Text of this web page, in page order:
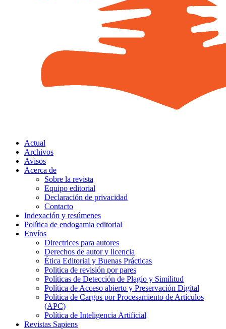
Actual
Archivos
Avisos
Acerca de
Sobre la revista
Equipo editorial
Declaración de privacidad
Contacto
Indexación y resúmenes
Política de endogamia editorial
Envíos
Directrices para autores
Derechos de autor y licencia
Ética Editorial y Buenas Prácticas
Politica de revisión por pares
Políticas de Detección de Plagio y Similitud
Política de Acceso abierto y Preservación Digital
Política de Cargos por Procesamiento de Artículos
(APC)
Política de Inteligencia Artificial
Revistas Sapiens